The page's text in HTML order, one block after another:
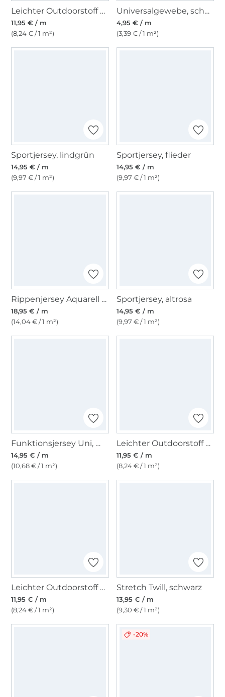
Leichter Outdoorstoff Panama Uni, lindgrün
11,95 € / m
(8,24 € / 1 m²)
Universalgewebe, schwarz
4,95 € / m
(3,39 € / 1 m²)
Sportjersey, lindgrün
14,95 € / m
(9,97 € / 1 m²)
Sportjersey, flieder
14,95 € / m
(9,97 € / 1 m²)
Rippenjersey Aquarell Flowers, hellmint
18,95 € / m
(14,04 € / 1 m²)
Sportjersey, altrosa
14,95 € / m
(9,97 € / 1 m²)
Funktionsjersey Uni, marine
14,95 € / m
(10,68 € / 1 m²)
Leichter Outdoorstoff Panama Uni, rot
11,95 € / m
(8,24 € / 1 m²)
Leichter Outdoorstoff Panama Uni, anthrazit
11,95 € / m
(8,24 € / 1 m²)
Stretch Twill, schwarz
13,95 € / m
(9,30 € / 1 m²)
-20%